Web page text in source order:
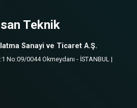
Teknik
Sanayi ve Ticaret A.Ş.
No:09/0044 Okmeydanı - İSTANBUL |